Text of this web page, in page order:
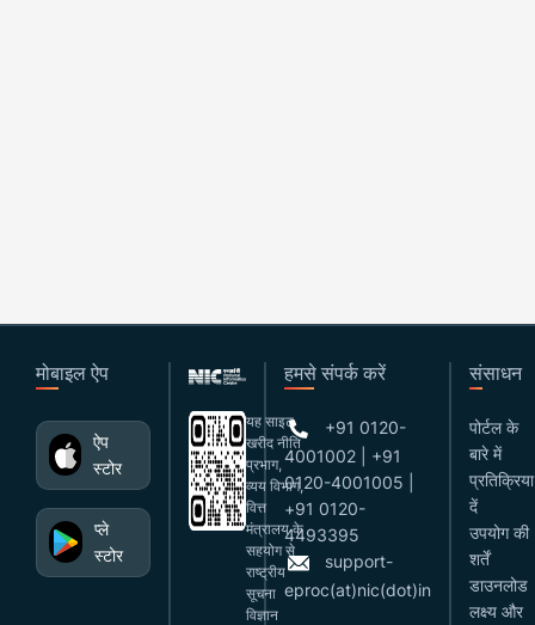
मोबाइल ऐप
ऐप
स्टोर
प्ले
स्टोर
यह साइट
खरीद नीति
प्रभाग,
व्यय विभाग,
वित्त
मंत्रालय के
सहयोग से
राष्ट्रीय
सूचना
विज्ञान
हमसे संपर्क करें
+91 0120-
4001002 | +91
0120-4001005 |
+91 0120-
4493395
support-
eproc(at)nic(dot)in
संसाधन
पोर्टल के
बारे में
प्रतिक्रिया
दें
उपयोग की
शर्तें
डाउनलोड
लक्ष्य और